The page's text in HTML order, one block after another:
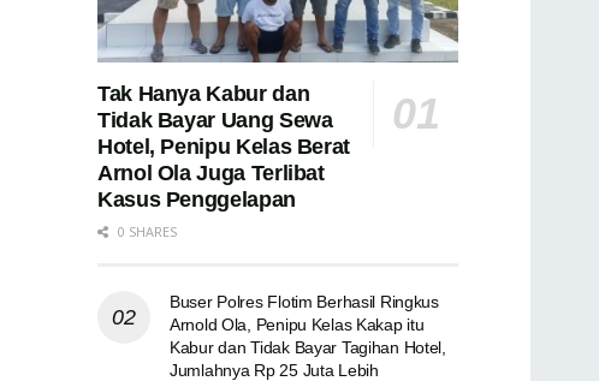
Tak Hanya Kabur dan
Tidak Bayar Uang Sewa
Hotel, Penipu Kelas Berat
Arnol Ola Juga Terlibat
Kasus Penggelapan
0 SHARES
Buser Polres Flotim Berhasil Ringkus
Arnold Ola, Penipu Kelas Kakap itu
Kabur dan Tidak Bayar Tagihan Hotel,
Jumlahnya Rp 25 Juta Lebih